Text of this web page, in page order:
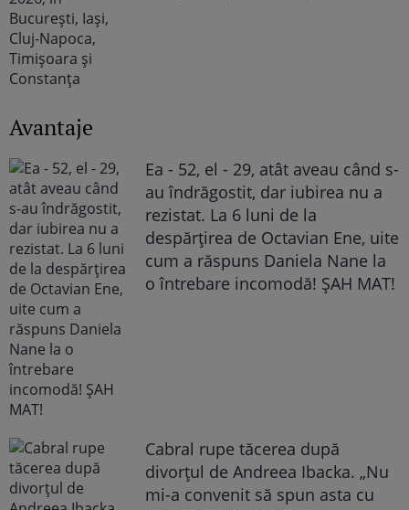
Avantaje
Ea - 52, el - 29, atât aveau când s-
au îndrăgostit, dar iubirea nu a
rezistat. La 6 luni de la
despărțirea de Octavian Ene, uite
cum a răspuns Daniela Nane la
o întrebare incomodă! ȘAH MAT!
Cabral rupe tăcerea după
divorțul de Andreea Ibacka. „Nu
mi-a convenit să spun asta cu